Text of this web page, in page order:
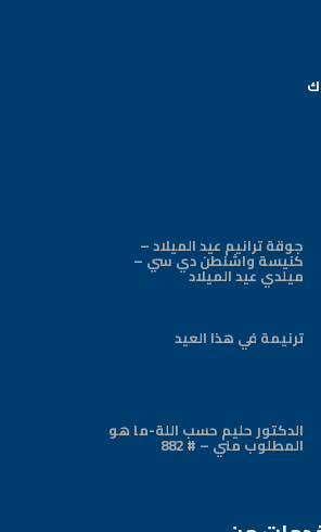
جوقة ترانيم عيد الميلاد –
كنيسة واشنطن دي سي –
ميلدي عيد الميلاد
ترنيمة في هذا العيد
الدكتور حليم حسب اللة-ما هو
المطلوب مني – # 882